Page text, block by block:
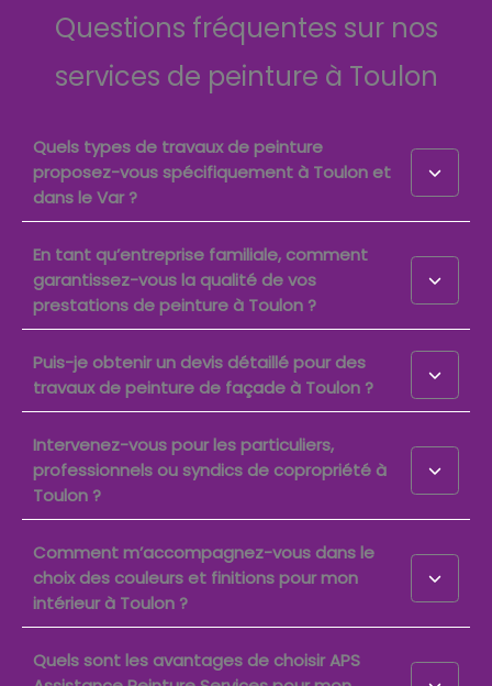
Questions fréquentes sur nos
services de peinture à Toulon
Quels types de travaux de peinture
proposez-vous spécifiquement à Toulon et
dans le Var ?
En tant qu’entreprise familiale, comment
garantissez-vous la qualité de vos
prestations de peinture à Toulon ?
Puis-je obtenir un devis détaillé pour des
travaux de peinture de façade à Toulon ?
Intervenez-vous pour les particuliers,
professionnels ou syndics de copropriété à
Toulon ?
Comment m’accompagnez-vous dans le
choix des couleurs et finitions pour mon
intérieur à Toulon ?
Quels sont les avantages de choisir APS